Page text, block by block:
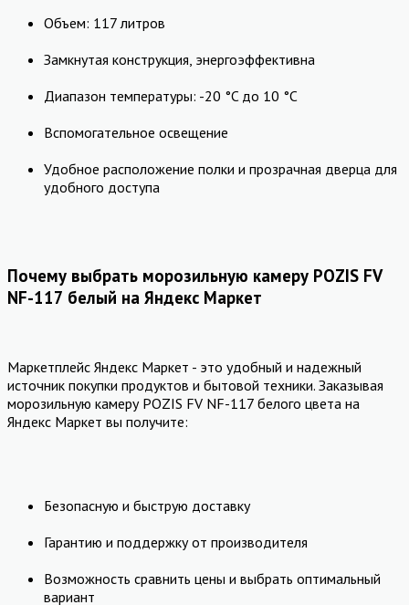
Объем: 117 литров
Замкнутая конструкция, энергоэффективна
Диапазон температуры: -20 °C до 10 °C
Вспомогательное освещение
Удобное расположение полки и прозрачная дверца для
удобного доступа
Почему выбрать морозильную камеру POZIS FV
NF-117 белый на Яндекс Маркет
Маркетплейс Яндекс Маркет - это удобный и надежный
источник покупки продуктов и бытовой техники. Заказывая
морозильную камеру POZIS FV NF-117 белого цвета на
Яндекс Маркет вы получите:
Безопасную и быструю доставку
Гарантию и поддержку от производителя
Возможность сравнить цены и выбрать оптимальный
вариант